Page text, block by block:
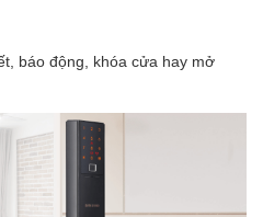
báo động, khóa cửa hay mở